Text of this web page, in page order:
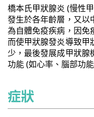
橋本氏甲狀腺炎 (慢性
發生於各年齡層，又以
為自體免疫疾病，因免
而使甲狀腺發炎導致甲
少，最後發展成甲狀腺
功能 (如心率、腦部功
症狀